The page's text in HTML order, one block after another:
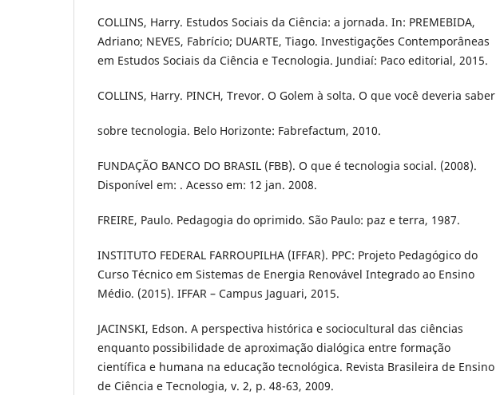
COLLINS, Harry. Estudos Sociais da Ciência: a jornada. In: PREMEBIDA,
Adriano; NEVES, Fabrício; DUARTE, Tiago. Investigações Contemporâneas
em Estudos Sociais da Ciência e Tecnologia. Jundiaí: Paco editorial, 2015.
COLLINS, Harry. PINCH, Trevor. O Golem à solta. O que você deveria saber
sobre tecnologia. Belo Horizonte: Fabrefactum, 2010.
FUNDAÇÃO BANCO DO BRASIL (FBB). O que é tecnologia social. (2008).
Disponível em: . Acesso em: 12 jan. 2008.
FREIRE, Paulo. Pedagogia do oprimido. São Paulo: paz e terra, 1987.
INSTITUTO FEDERAL FARROUPILHA (IFFAR). PPC: Projeto Pedagógico do
Curso Técnico em Sistemas de Energia Renovável Integrado ao Ensino
Médio. (2015). IFFAR – Campus Jaguari, 2015.
JACINSKI, Edson. A perspectiva histórica e sociocultural das ciências
enquanto possibilidade de aproximação dialógica entre formação
científica e humana na educação tecnológica. Revista Brasileira de Ensino
de Ciência e Tecnologia, v. 2, p. 48-63, 2009.